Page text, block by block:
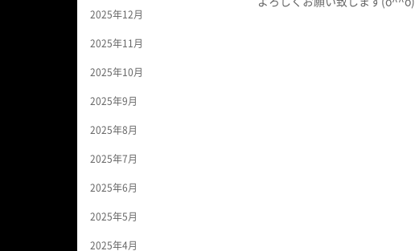
2025年12月
2025年11月
2025年10月
2025年9月
2025年8月
2025年7月
2025年6月
2025年5月
2025年4月